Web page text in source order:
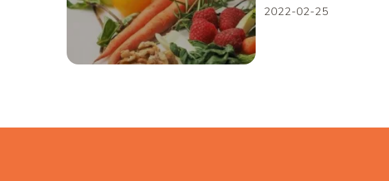
2022-02-25